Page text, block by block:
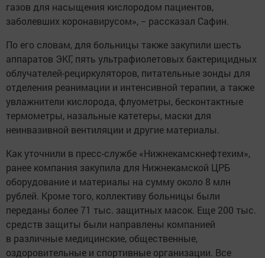
газов для насыщения кислородом пациентов,
заболевших коронавирусом», − рассказал Сафин.
По его словам, для больницы также закупили шесть
аппаратов ЭКГ, пять ультрафиолетовых бактерицидных
облучателей-рециркуляторов, питательные зонды для
отделения реанимации и интенсивной терапии, а также
увлажнители кислорода, флуометры, бесконтактные
термометры, назальные катетеры, маски для
неинвазивной вентиляции и другие материалы.
Как уточнили в пресс-службе «Нижнекамскнефтехим»,
ранее компания закупила для Нижнекамской ЦРБ
оборудование и материалы на сумму около 8 млн
рублей. Кроме того, коллективу больницы были
переданы более 71 тыс. защитных масок. Еще 200 тыс.
средств защиты были направлены компанией
в различные медицинские, общественные,
оздоровительные и спортивные организации. Все